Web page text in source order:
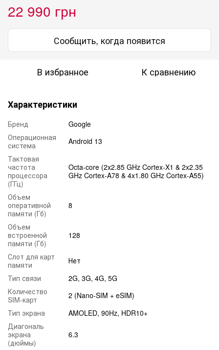
22 990 грн
Сообщить, когда появится
В избранное К сравнению
Характеристики
Бренд
Google
Операционная
система
Android 13
Тактовая
частота
процессора
(ГГц)
Octa-core (2x2.85 GHz Cortex-X1 & 2x2.35
GHz Cortex-A78 & 4x1.80 GHz Cortex-A55)
Объем
оперативной
памяти (Гб)
8
Объем
встроенной
памяти (Гб)
128
Слот для карт
памяти
Нет
Тип связи
2G, 3G, 4G, 5G
Количество
SIM-карт
2 (Nano-SIM + eSIM)
Тип экрана
AMOLED, 90Hz, HDR10+
Диагональ
экрана
(дюймы)
6.3